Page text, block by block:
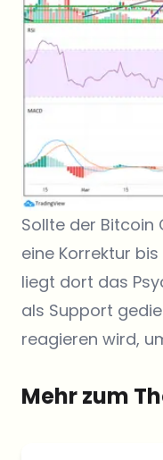
Sollte der Bitcoin
eine Korrektur
liegt dort das
als Support
reagieren wird,
Mehr zum